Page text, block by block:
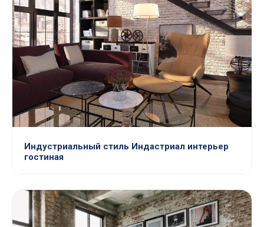
Индустриальный стиль Индастриал интерьер
гостиная